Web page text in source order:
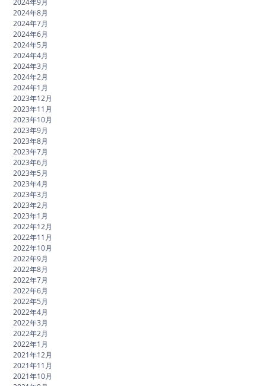
2024年9月
2024年8月
2024年7月
2024年6月
2024年5月
2024年4月
2024年3月
2024年2月
2024年1月
2023年12月
2023年11月
2023年10月
2023年9月
2023年8月
2023年7月
2023年6月
2023年5月
2023年4月
2023年3月
2023年2月
2023年1月
2022年12月
2022年11月
2022年10月
2022年9月
2022年8月
2022年7月
2022年6月
2022年5月
2022年4月
2022年3月
2022年2月
2022年1月
2021年12月
2021年11月
2021年10月